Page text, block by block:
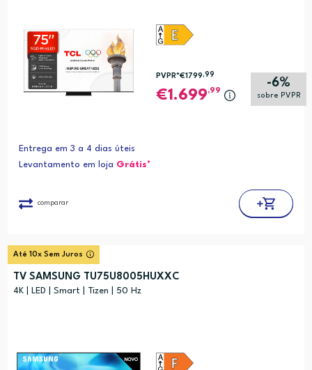
-6%
sobre PVPR
PVPR*€1799,99
1.699,99
Entrega em 3 a 4 dias úteis
Levantamento em loja Grátis*
comparar
Até 10x Sem Juros
TV SAMSUNG TU75U8005HUXXC
4K | LED | Smart | Tizen | 50 Hz